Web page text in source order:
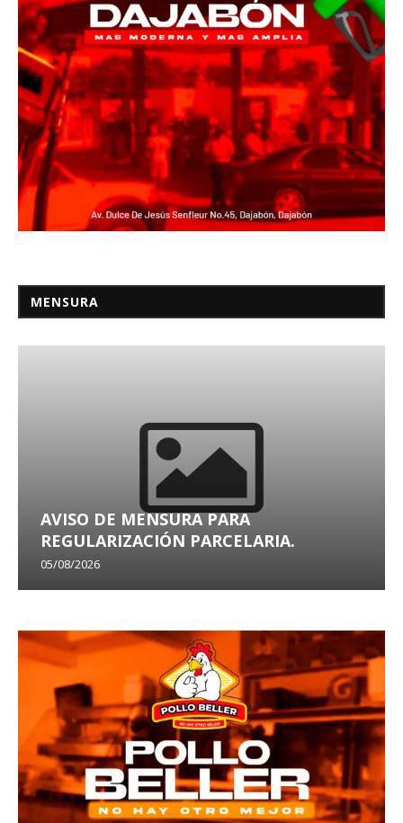
MENSURA
AVISO DE MENSURA PARA
REGULARIZACIÓN PARCELARIA.
05/08/2026